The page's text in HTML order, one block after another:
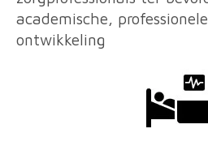
academische,
ontwikkeling